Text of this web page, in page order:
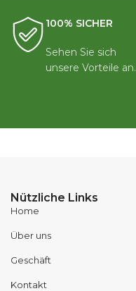
100% SICHER
Sehen Sie sich
unsere Vorteile an.
Nützliche Links
Home
Über uns
Geschäft
Kontakt